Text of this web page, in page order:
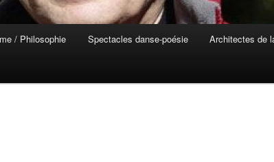
/ Philosophie Spectacles danse-poésie Architectes de